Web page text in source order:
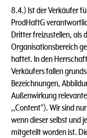
8.4.) lst der Verkäufer
ProdHaftG
Dritter freizustellen, als
Organisationsbereich
haftet. ln den
Verkäufers fallen
Bezeichnungen,
Außenwirkung
,,Content"). Wir sind
wenn dieser selbst und
mitgeteilt worden ist.